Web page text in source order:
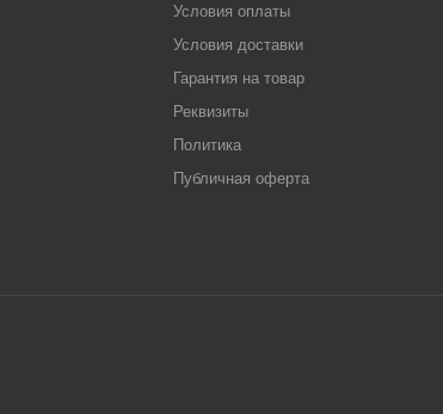
Условия оплаты
Условия доставки
Гарантия на товар
Реквизиты
Политика
Публичная оферта